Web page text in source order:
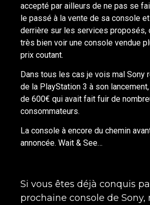
accepté par ailleurs de ne pas se
le passé à la vente de sa console
derrière sur les services proposés,
très bien voir une console vendue
prix coutant.
Dans tous les cas je vois mal Sony
de la PlayStation 3 à son
de 600€ qui avait fait fuir de
consommateurs.
La console à encore du chemin
annoncée. Wait & See…
Si vous êtes déjà conquis
prochaine console de Sony,